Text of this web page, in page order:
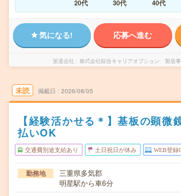
20代
30代 40代
気になる! 応募へ進む
派遣会社 株式会社綜合キャリアオプション 製造事
未読 掲載日 2026/08/05
【経験活かせる＊】基板の顕微
払いOK
交通費別途支給あり 土日祝日が休み WEB登録
勤務地
三重県多気郡
明星駅から車6分